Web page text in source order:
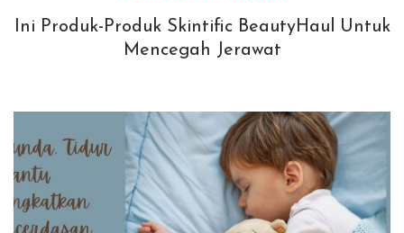
Ini Produk-Produk Skintific BeautyHaul Untuk
Mencegah Jerawat